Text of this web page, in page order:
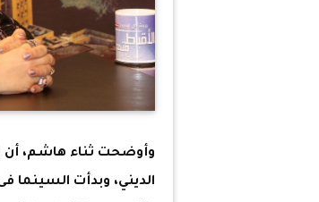
وأوضحت ثناء هاشم، أن
الديني، وبدأت السينما